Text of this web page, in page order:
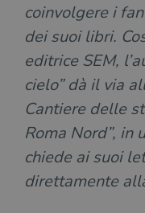
coinvolgere i
dei suoi libri.
editrice SEM,
cielo” dà il via
Cantiere delle
Roma Nord”, in
chiede ai suoi
direttamente